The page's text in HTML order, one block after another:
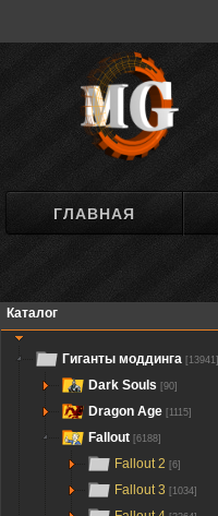
ГЛАВНАЯ
Каталог
Гиганты моддинга [13941]
Dark Souls [90]
Dragon Age [1115]
Fallout [6188]
Fallout 2 [6]
Fallout 3 [1034]